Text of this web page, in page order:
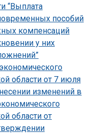
“Выплата
пособий
компенсаций
у них
области от 7 июля
изменений в
области от